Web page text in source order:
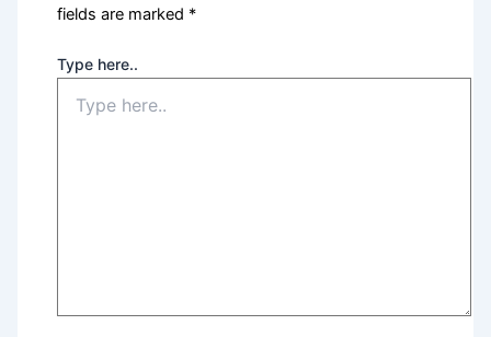
fields are marked *
Type here..